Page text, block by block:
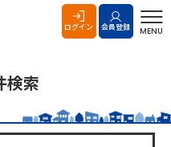
ログイン 会員登録 MENU
検索